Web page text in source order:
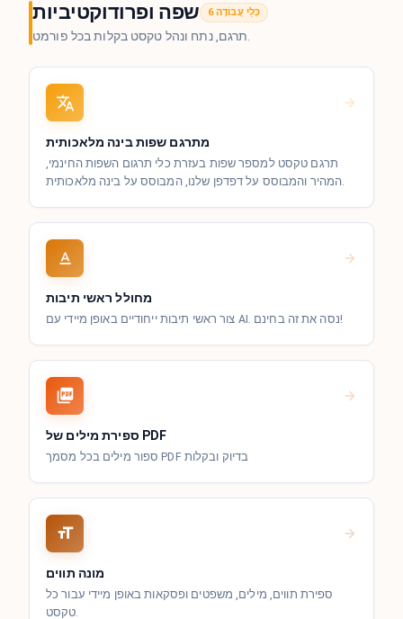
שפה ופרודוקטיביות 6 כְּלֵי עֲבוֹדָה
תרגם, נתח ונהל טקסט בקלות בכל פורמט.
מתרגם שפות בינה מלאכותית
תרגם טקסט למספר שפות בעזרת כלי תרגום השפות החינמי,
המהיר והמבוסס על דפדפן שלנו, המבוסס על בינה מלאכותית.
מחולל ראשי תיבות
צור ראשי תיבות ייחודיים באופן מיידי עם AI. נסה את זה בחינם!
ספירת מילים של PDF
ספור מילים בכל מסמך PDF בדיוק ובקלות
מונה תווים
ספירת תווים, מילים, משפטים ופסקאות באופן מיידי עבור כל